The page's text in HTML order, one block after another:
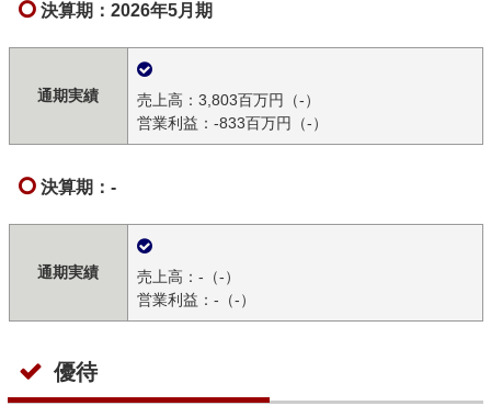
決算期：2026年5月期
通期実績
売上高：3,803百万円（-）
営業利益：-833百万円（-）
決算期：-
通期実績
売上高：-（-）
営業利益：-（-）
優待